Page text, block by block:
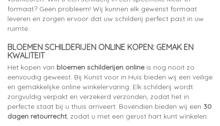
formaat? Geen probleem! Wij kunnen elk gewenst formaat
leveren en zorgen ervoor dat uw schilderij perfect past in uw
ruimte.
BLOEMEN SCHILDERIJEN ONLINE KOPEN: GEMAK EN
KWALITEIT
Het kopen van bloemen schilderijen online is nog nooit zo
eenvoudig geweest. Bij Kunst voor in Huis bieden wij een veilige
en gemakkelijke online winkelervaring. Elk schilderij wordt
zorgvuldig verpakt en verzekerd verzonden, zodat het in
perfecte staat bij u thuis arriveert. Bovendien bieden wij een 30
dagen retourrecht, zodat u met een gerust hart kunt winkelen.